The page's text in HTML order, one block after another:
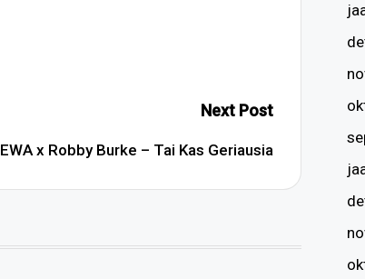
Next Post
EWA x Robby Burke – Tai Kas Geriausia